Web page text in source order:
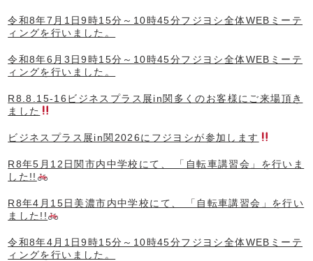
令和8年7月1日9時15分～10時45分フジヨシ全体WEBミーテ
ィングを行いました。
令和8年6月3日9時15分～10時45分フジヨシ全体WEBミーテ
ィングを行いました。
R8.8.15-16ビジネスプラス展in関多くのお客様にご来場頂き
ました
ビジネスプラス展in関2026にフジヨシが参加します
R8年5月12日関市内中学校にて、 「自転車講習会」を行いま
した!!
R8年4月15日美濃市内中学校にて、 「自転車講習会」を行い
ました!!
令和8年4月1日9時15分～10時45分フジヨシ全体WEBミーテ
ィングを行いました。